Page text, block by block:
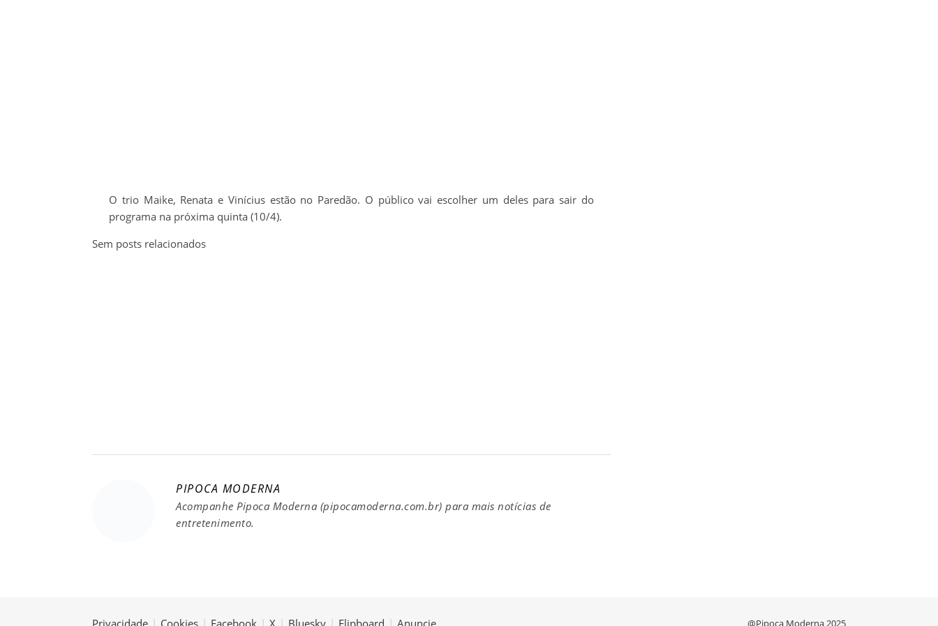
O trio Maike, Renata e Vinícius estão no Paredão. O público vai escolher um deles para sair do
programa na próxima quinta (10/4).
Sem posts relacionados
PIPOCA MODERNA
Acompanhe Pipoca Moderna (pipocamoderna.com.br) para mais notícias de
entretenimento.
@Pipoca Moderna 2025
Privacidade | Cookies | Facebook | X | Bluesky | Flipboard | Anuncie